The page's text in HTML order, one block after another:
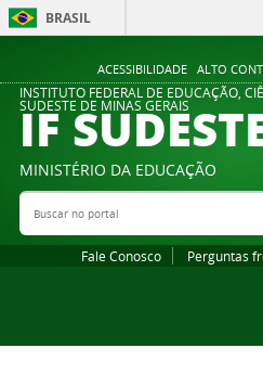
ACESSIBILIDADE ALTO
BRASIL
INSTITUTO FEDERAL DE EDUCAÇÃO,
SUDESTE DE MINAS GERAIS
IF
MINISTÉRIO DA EDUCAÇÃO
Buscar no portal
Fale Conosco Perguntas